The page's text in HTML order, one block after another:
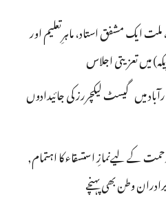
ملت ایک مشفق استاد، ماہرِتعلیم اور
میں تعزیتی اجلاس
میں گیسٹ لیکچررز کی جائیدادوں
کے لیےنمازِ استسقاء کا اہتمام,
وطن بھی پہنچے